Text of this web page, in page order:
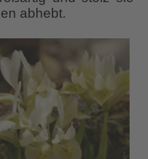
abhebt.